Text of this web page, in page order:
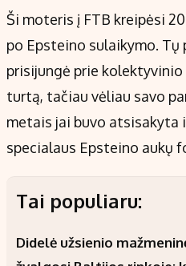
Ši moteris į FTB kreipėsi
po Epsteino sulaikymo. Tų
prisijungė prie
turtą, tačiau vėliau savo
metais jai buvo atsisakyta
specialaus Epsteino aukų
Tai populiaru:
Didelė užsienio